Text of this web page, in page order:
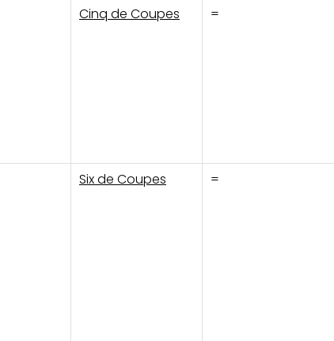
Cinq de Coupes =
Six de Coupes =